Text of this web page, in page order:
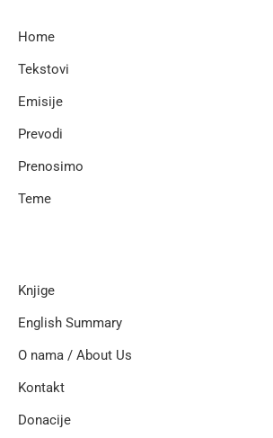
Home
Tekstovi
Emisije
Prevodi
Prenosimo
Teme
Knjige
English Summary
O nama / About Us
Kontakt
Donacije